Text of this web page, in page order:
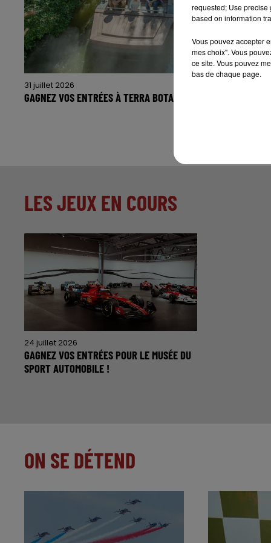
31 juillet 2026
GAGNEZ VOS ENTRÉES À TERRA BOTANICA !
LES JEUX EN COURS
24 juillet 2026
GAGNEZ VOS ENTRÉES POUR LE MUSÉE DU
SPORT AUTOMOBILE !
ON SE DÉTEND
requested; Use precise
based on information
Vous pouvez accepter
mes choix". Vous
ce site. Vous pouvez
bas de chaque page.